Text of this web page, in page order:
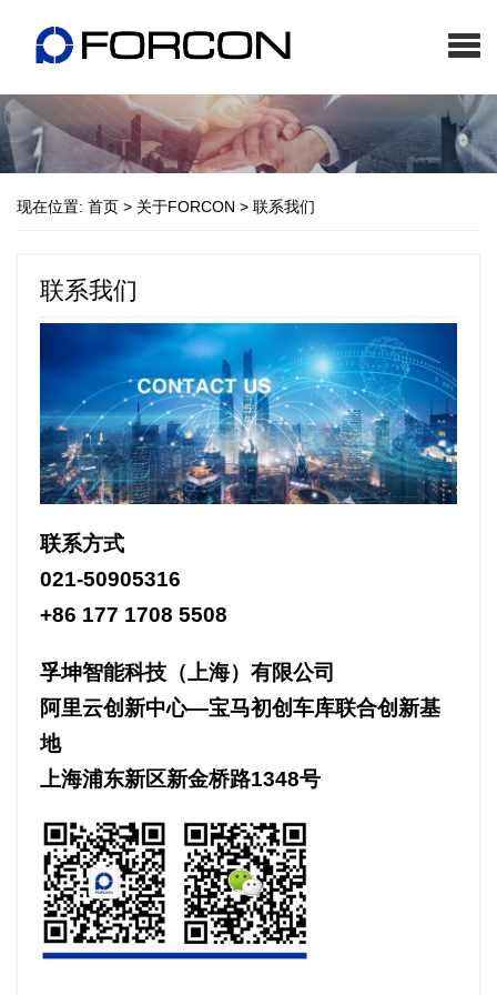
现在位置: 首页 > 关于FORCON > 联系我们
联系我们
联系方式
021-50905316
+86 177 1708 5508
孚坤智能科技（上海）有限公司
阿里云创新中心—宝马初创车库联合创新基
地
上海浦东新区新金桥路1348号